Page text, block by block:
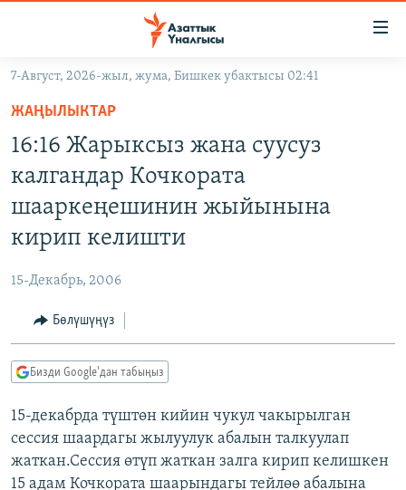
Навигацияга
өтүңүз
салыңызКЫРГЫЗСТАН
БҮГҮН АЗАТТЫКТА
ЭКСПЕРТТЕР ТАЛДАЙТ
БИЗ ЖАНА ДҮЙНӨ
ЭЖЕ-СИҢДИЛЕР
АЗАТТЫК+
ПОДКАСТ
ӨЗГӨЧӨ ПИКИР
Русский
ОНЛАЙН ШЕРИНЕ
7-Август, 2026-жыл, жума, Бишкек убактысы 02:41
ЖАҢЫЛЫКТАР
16:16 Жарыксыз жана суусуз
калгандар Кочкората
шааркеңешинин жыйынына
кирип келишти
15-Декабрь, 2006
Бөлүшүңүз
Бизди Google'дан табыңыз
15-декабрда түштөн кийин чукул чакырылган
сессия шаардагы жылуулук абалын талкуулап
жаткан.Сессия өтүп жаткан залга кирип келишкен
15 адам Кочкората шаарындагы тейлөө абалына